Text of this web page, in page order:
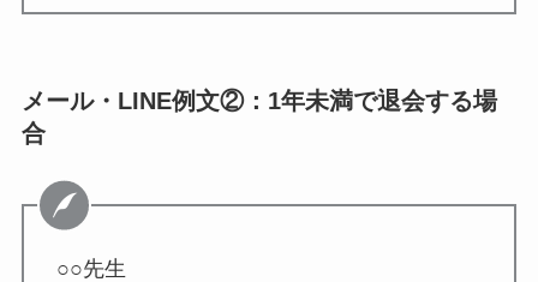
メール・LINE例文②：1年未満で退会する場
合
○○先生